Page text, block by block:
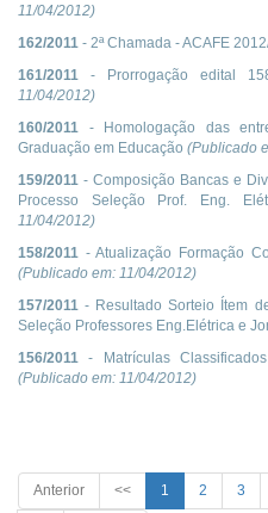
11/04/2012)
162/2011 - 2ª Chamada - ACAFE
161/2011 - Prorrogação edital
11/04/2012)
160/2011 - Homologação das
Graduação em Educação (Publicado
159/2011 - Composição Bancas e
Processo Seleção Prof. Eng.
11/04/2012)
158/2011 - Atualização Formação
(Publicado em: 11/04/2012)
157/2011 - Resultado Sorteio Ítem
Seleção Professores Eng.Elétrica e
156/2011 - Matrículas
(Publicado em: 11/04/2012)
Anterior << 1 2 3